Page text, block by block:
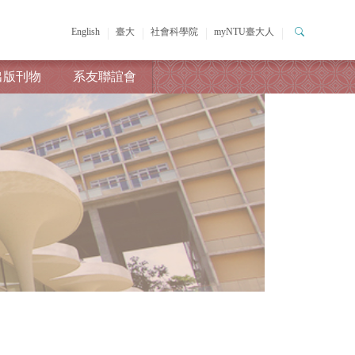
English 臺大 社會科學院 myNTU臺大人
版刊物 系友聯誼會